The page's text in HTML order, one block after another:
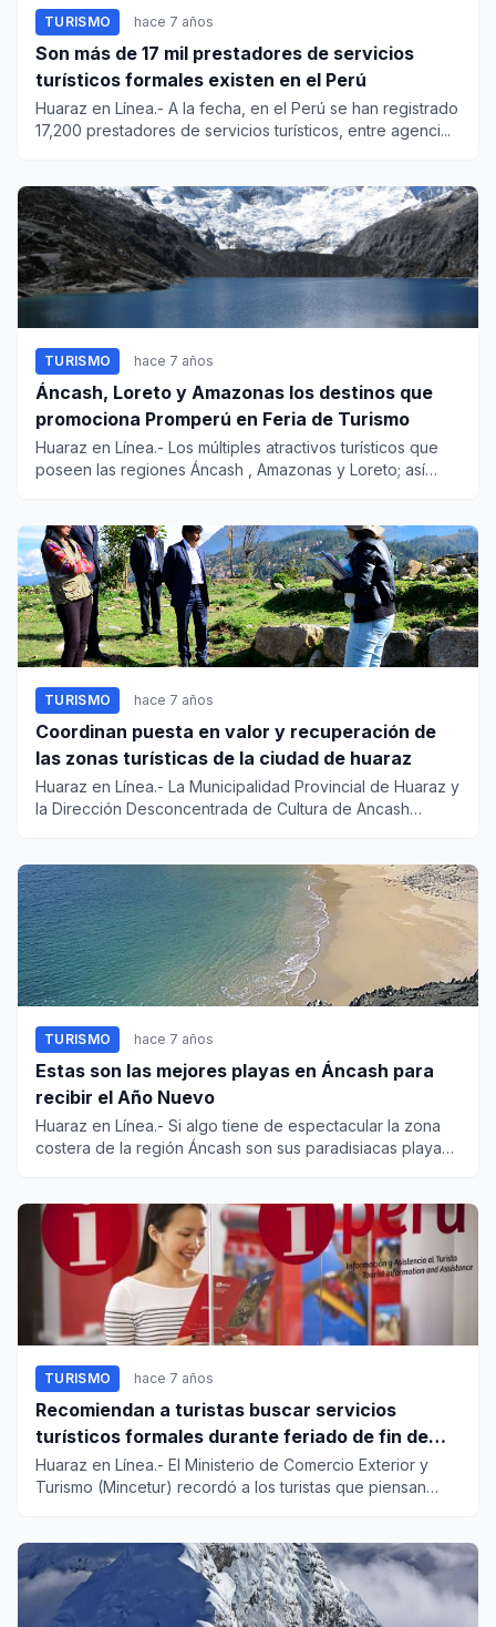
TURISMO hace 7 años
Son más de 17 mil prestadores de servicios
turísticos formales existen en el Perú
Huaraz en Línea.- A la fecha, en el Perú se han registrado
17,200 prestadores de servicios turísticos, entre agenci...
TURISMO hace 7 años
Áncash, Loreto y Amazonas los destinos que
promociona Promperú en Feria de Turismo
Huaraz en Línea.- Los múltiples atractivos turísticos que
poseen las regiones Áncash , Amazonas y Loreto; así
TURISMO hace 7 años
Coordinan puesta en valor y recuperación de
las zonas turísticas de la ciudad de huaraz
Huaraz en Línea.- La Municipalidad Provincial de Huaraz y
la Dirección Desconcentrada de Cultura de Ancash
TURISMO hace 7 años
Estas son las mejores playas en Áncash para
recibir el Año Nuevo
Huaraz en Línea.- Si algo tiene de espectacular la zona
costera de la región Áncash son sus paradisiacas playas
TURISMO hace 7 años
Recomiendan a turistas buscar servicios
turísticos formales durante feriado de fin de
año
Huaraz en Línea.- El Ministerio de Comercio Exterior y
Turismo (Mincetur) recordó a los turistas que piensan